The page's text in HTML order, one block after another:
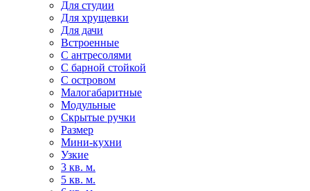
Для студии
Для хрущевки
Для дачи
Встроенные
С антресолями
С барной стойкой
С островом
Малогабаритные
Модульные
Скрытые ручки
Размер
Мини-кухни
Узкие
3 кв. м.
5 кв. м.